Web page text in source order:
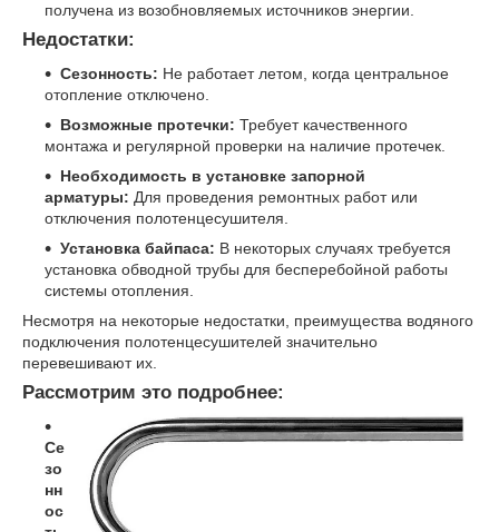
получена из возобновляемых источников энергии.
Недостатки:
Сезонность: Не работает летом, когда центральное
отопление отключено.
Возможные протечки: Требует качественного
монтажа и регулярной проверки на наличие протечек.
Необходимость в установке запорной
арматуры: Для проведения ремонтных работ или
отключения полотенцесушителя.
Установка байпаса: В некоторых случаях требуется
установка обводной трубы для бесперебойной работы
системы отопления.
Несмотря на некоторые недостатки, преимущества водяного
подключения полотенцесушителей значительно
перевешивают их.
Рассмотрим это подробнее:
Се
зо
нн
ос